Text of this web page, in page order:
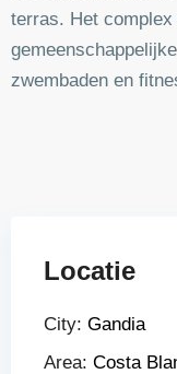
terras. Het
zwembaden en
Locatie
City: Gandia
Area: Costa